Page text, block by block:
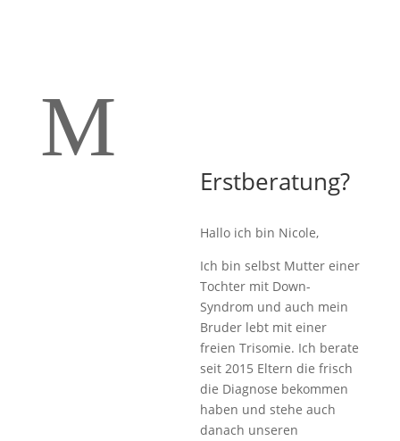
M
Erstberatung?
Hallo ich bin Nicole,
Ich bin selbst Mutter einer
Tochter mit Down-
Syndrom und auch mein
Bruder lebt mit einer
freien Trisomie. Ich berate
seit 2015 Eltern die frisch
die Diagnose bekommen
haben und stehe auch
danach unseren